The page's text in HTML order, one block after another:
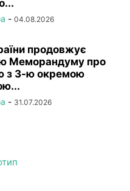
- 04.08.2026
продовжує
Меморандуму про
з 3-ю окремою
- 31.07.2026